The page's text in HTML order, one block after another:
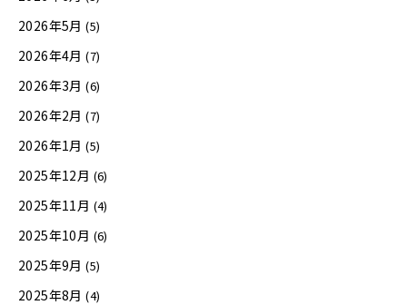
2026年5月 (5)
2026年4月 (7)
2026年3月 (6)
2026年2月 (7)
2026年1月 (5)
2025年12月 (6)
2025年11月 (4)
2025年10月 (6)
2025年9月 (5)
2025年8月 (4)